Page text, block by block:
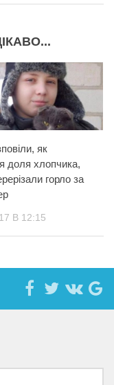
як
доля хлопчика,
горло за
В 12:15